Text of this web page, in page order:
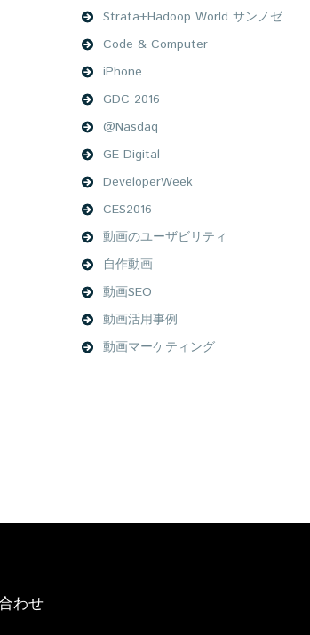
Strata+Hadoop World サンノゼ
Code & Computer
iPhone
GDC 2016
@Nasdaq
GE Digital
DeveloperWeek
CES2016
動画のユーザビリティ
自作動画
動画SEO
動画活用事例
動画マーケティング
わせ